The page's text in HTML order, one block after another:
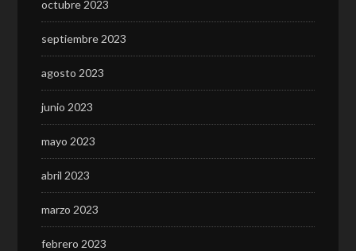
octubre 2023
septiembre 2023
agosto 2023
junio 2023
mayo 2023
abril 2023
marzo 2023
febrero 2023